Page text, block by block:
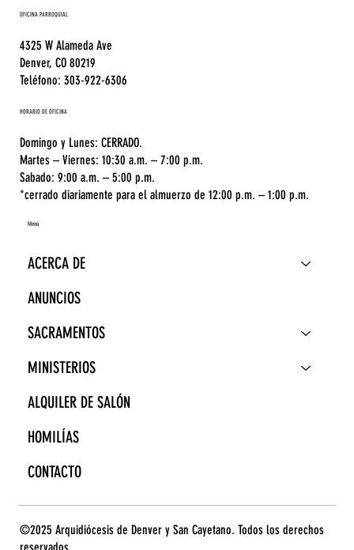
Menú
ACERCA DE
ANUNCIOS
SACRAMENTOS
MINISTERIOS
ALQUILER DE SALÓN
HOMILÍAS
CONTACTO
OFICINA PARROQUIAL
4325 W Alameda Ave
Denver, CO 80219
Teléfono: 303-922-6306
HORARIO DE OFICINA
Domingo y Lunes: CERRADO.
Martes – Viernes: 10:30 a.m. – 7:00 p.m.
Sabado: 9:00 a.m. – 5:00 p.m.
*cerrado diariamente para el almuerzo de 12:00 p.m. – 1:00 p.m.
©2025 Arquidiócesis de Denver y San Cayetano. Todos los derechos